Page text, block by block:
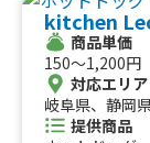
イ、三田牛メ
ト、チーズハ
グ、チーズハ
三田牛コロッ
ミ、牛カルビ
ットグ、チー
ー・ハイボー
ロス団子、ホ
kitchen
商品単価
150〜1,200円
対応エリア
岐阜県、静岡
提供商品